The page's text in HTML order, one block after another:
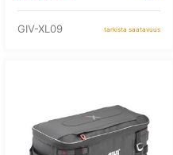
GIV-XL09 tarkista saatavuus